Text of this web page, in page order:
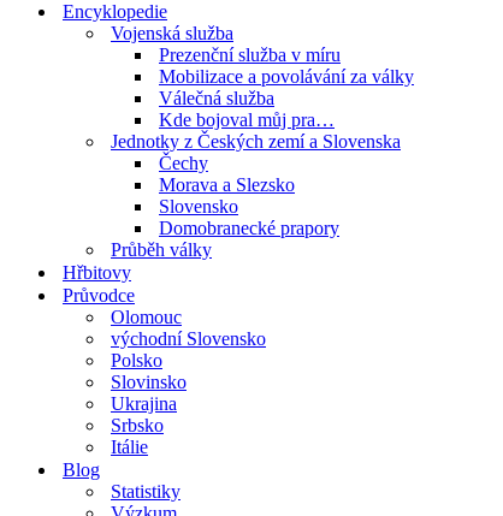
Encyklopedie
Vojenská služba
Prezenční služba v míru
Mobilizace a povolávání za války
Válečná služba
Kde bojoval můj pra…
Jednotky z Českých zemí a Slovenska
Čechy
Morava a Slezsko
Slovensko
Domobranecké prapory
Průběh války
Hřbitovy
Průvodce
Olomouc
východní Slovensko
Polsko
Slovinsko
Ukrajina
Srbsko
Itálie
Blog
Statistiky